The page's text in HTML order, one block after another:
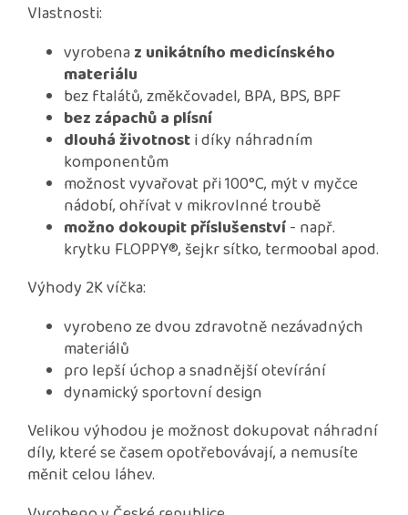
Vlastnosti:
vyrobenaz unikátního medicínského
materiálu
bez ftalátů, změkčovadel, BPA, BPS, BPF
bez zápachů a plísní
dlouhá životnosti díky náhradním
komponentům
možnost vyvařovat při 100°C, mýt v myčce
nádobí, ohřívat v mikrovlnné troubě
možno dokoupit příslušenství- např.
krytku FLOPPY®, šejkr sítko, termoobal apod.
Výhody 2K víčka:
vyrobeno ze dvou zdravotně nezávadných
materiálů
pro lepší úchop a snadnější otevírání
dynamický sportovní design
Velikou výhodou je možnost dokupovat náhradní
díly, které se časem opotřebovávají, a nemusíte
měnit celou láhev.